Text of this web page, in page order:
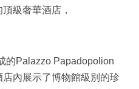
級奢華酒店，
的Palazzo Papadopolion
內展示了博物館級別的珍